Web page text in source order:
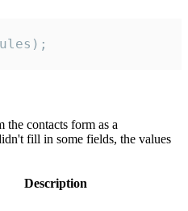
contacts form as a
fill in some fields, the values
Description